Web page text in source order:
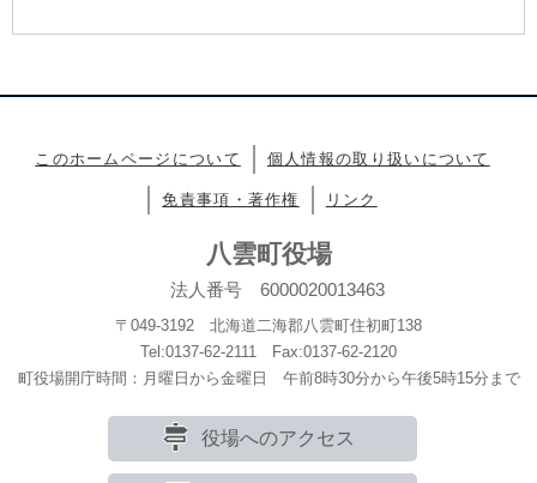
このホームページについて 個人情報の取り扱いについて
免責事項・著作権 リンク
八雲町役場
法人番号 6000020013463
〒049-3192 北海道二海郡八雲町住初町138
Tel:0137-62-2111 Fax:0137-62-2120
町役場開庁時間：月曜日から金曜日 午前8時30分から午後5時15分まで
役場へのアクセス